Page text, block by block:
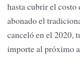
hasta cubrir el costo
abonado el
canceló en el 2020,
importe al próximo